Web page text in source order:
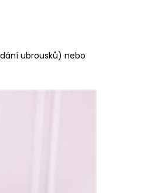
ubrousků) nebo